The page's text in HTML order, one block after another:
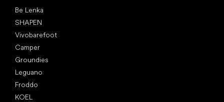
Be Lenka
SHAPEN
Vivobarefoot
Camper
Groundies
Leguano
Froddo
KOEL